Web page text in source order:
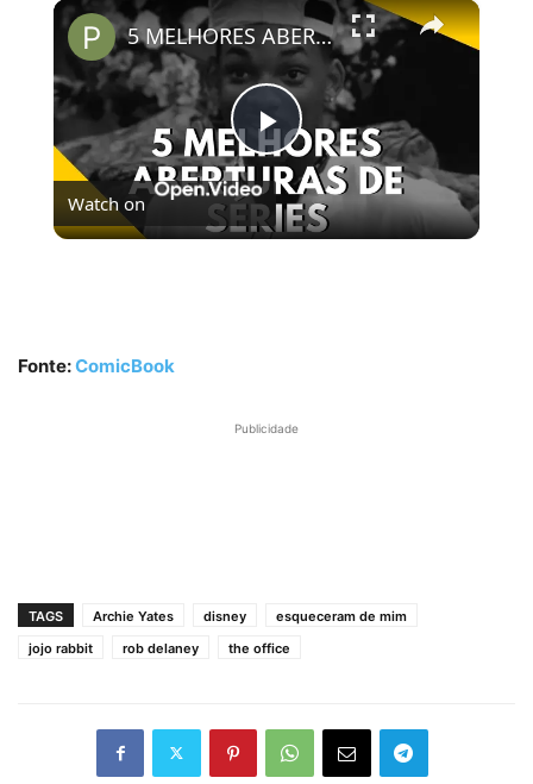
×
Play
Video
5 MELHORES ABERTURAS DE SÉRIES | Pipocas Tv #13
Watch on
Fonte:ComicBook
Publicidade
TAGS Archie Yates disney
esqueceram de mim
jojo rabbit
rob delaney the office